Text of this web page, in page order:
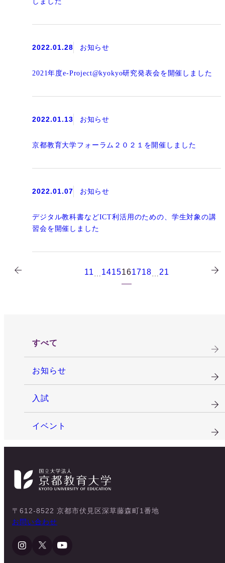
2022.01.28 お知らせ
2021年度e-Project@kyokyo研究発表会を開催しました
2022.01.13 お知らせ
京都教育大学フォーラム２０２１を開催しました
2022.01.07 お知らせ
デジタル教科書などICT利活用のための、学生対象の講
習会を開催しました
11 1415161718 21
すべて
お知らせ
入試
イベント
〒612-8522 京都市伏見区深草藤森町1番地
お問い合わせ